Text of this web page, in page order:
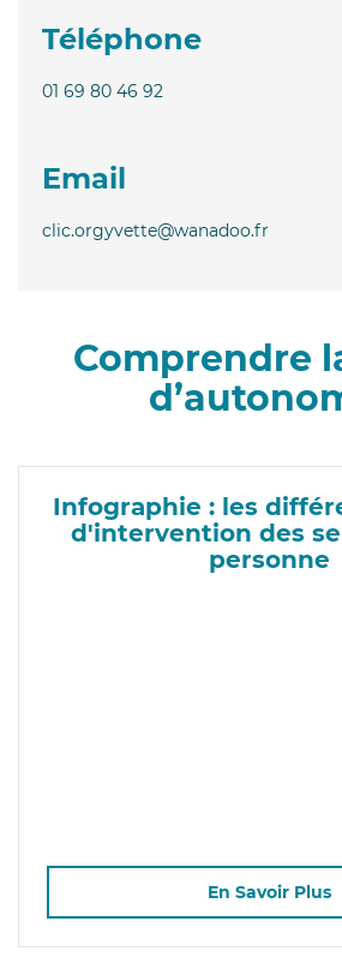
Téléphone
01 69 80 46 92
Email
clic.orgyvette@wanadoo.fr
Comprendre
Infographie : les
d'intervention des
personne
En Savoir Plus